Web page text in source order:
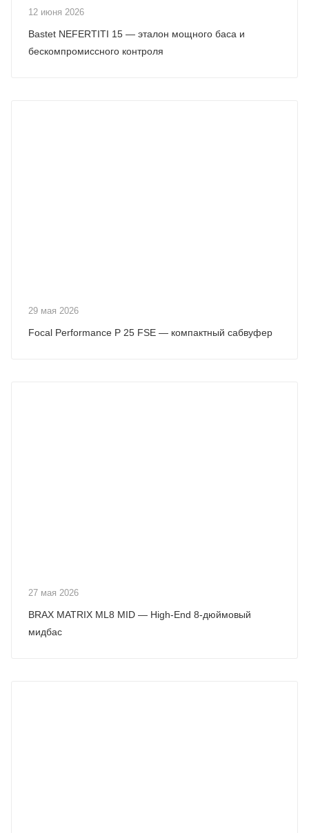
12 июня 2026
Bastet NEFERTITI 15 — эталон мощного баса и
бескомпромиссного контроля
29 мая 2026
Focal Performance P 25 FSE — компактный сабвуфер
27 мая 2026
BRAX MATRIX ML8 MID — High-End 8-дюймовый
мидбас